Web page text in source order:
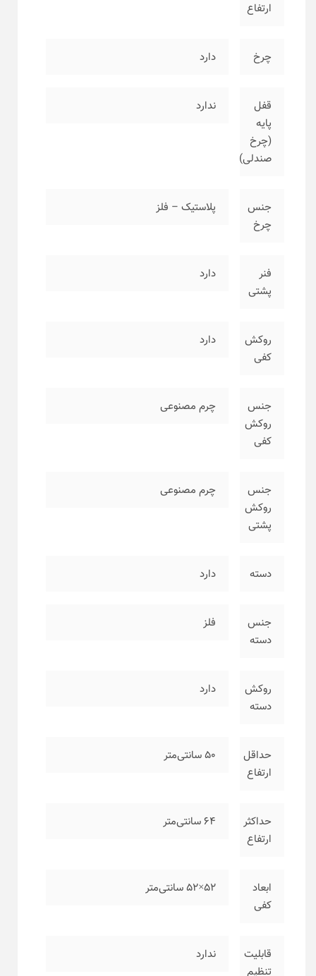
ارتفاع
چرخ دارد
قفل
پایه
(چرخ
صندلی)
ندارد
جنس
چرخ
پلاستیک – فلز
فنر
پشتی
دارد
روکش
کفی
دارد
جنس
روکش
کفی
چرم مصنوعی
جنس
روکش
پشتی
چرم مصنوعی
دسته دارد
جنس
دسته
فلز
روکش
دسته
دارد
حداقل
ارتفاع
۵۰ سانتی‌متر
حداکثر
ارتفاع
۶۴ سانتی‌متر
ابعاد
کفی
۵۲×۵۲ سانتی‌متر
قابلیت
تنظیم
ندارد